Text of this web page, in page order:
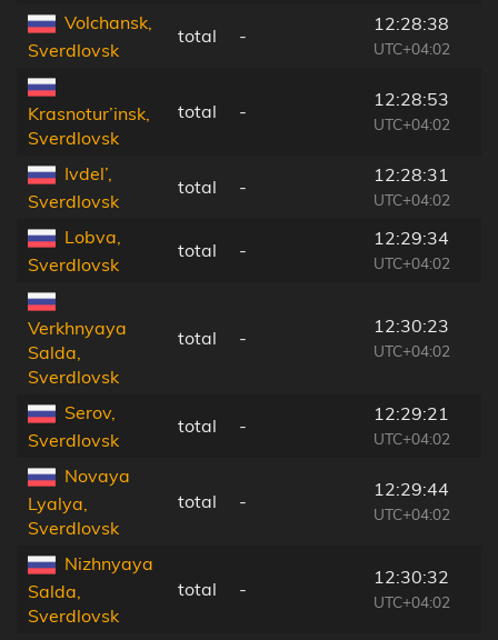
Volchansk,
Sverdlovsk
total -
12:28:38
UTC+04:02
Krasnotur’insk,
Sverdlovsk
total -
12:28:53
UTC+04:02
Ivdel’,
Sverdlovsk
total -
12:28:31
UTC+04:02
Lobva,
Sverdlovsk
total -
12:29:34
UTC+04:02
Verkhnyaya
Salda,
Sverdlovsk
total -
12:30:23
UTC+04:02
Serov,
Sverdlovsk
total -
12:29:21
UTC+04:02
Novaya
Lyalya,
Sverdlovsk
total -
12:29:44
UTC+04:02
Nizhnyaya
Salda,
Sverdlovsk
total -
12:30:32
UTC+04:02